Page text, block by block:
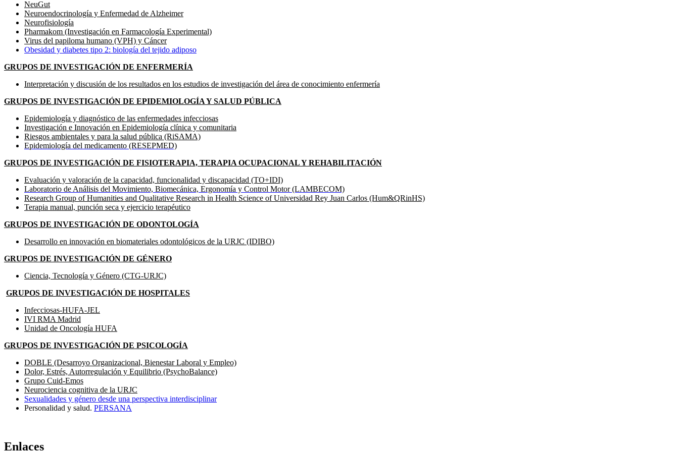
NeuGut
Neuroendocrinología y Enfermedad de Alzheimer
Neurofisiología
Pharmakom (Investigación en Farmacología Experimental)
Virus del papiloma humano (VPH) y Cáncer
Obesidad y diabetes tipo 2: biología del tejido adiposo
GRUPOS DE INVESTIGACIÓN DE ENFERMERÍA
Interpretación y discusión de los resultados en los estudios de investigación del área de conocimiento enfermería
GRUPOS DE INVESTIGACIÓN DE EPIDEMIOLOGÍA Y SALUD PÚBLICA
Epidemiología y diagnóstico de las enfermedades infecciosas
Investigación e Innovación en Epidemiología clínica y comunitaria
Riesgos ambientales y para la salud pública (RiSAMA)
Epidemiología del medicamento (RESEPMED)
GRUPOS DE INVESTIGACIÓN DE FISIOTERAPIA, TERAPIA OCUPACIONAL Y REHABILITACIÓN
Evaluación y valoración de la capacidad, funcionalidad y discapacidad (TO+IDI)
Laboratorio de Análisis del Movimiento, Biomecánica, Ergonomía y Control Motor (LAMBECOM)
Research Group of Humanities and Qualitative Research in Health Science of Universidad Rey Juan Carlos (Hum&QRinHS)
Terapia manual, punción seca y ejercicio terapéutico
GRUPOS DE INVESTIGACIÓN DE ODONTOLOGÍA
Desarrollo en innovación en biomateriales odontológicos de la URJC (IDIBO)
GRUPOS DE INVESTIGACIÓN DE GÉNERO
Ciencia, Tecnología y Género (CTG-URJC)
GRUPOS DE INVESTIGACIÓN DE HOSPITALES
Infecciosas-HUFA-JEL
IVI RMA Madrid
Unidad de Oncología HUFA
GRUPOS DE INVESTIGACIÓN DE PSICOLOGÍA
DOBLE (Desarroyo Organizacional, Bienestar Laboral y Empleo)
Dolor, Estrés, Autorregulación y Equilibrio (PsychoBalance)
Grupo Cuid-Emos
Neurociencia cognitiva de la URJC
Sexualidades y género desde una perspectiva interdisciplinar
Personalidad y salud. PERSANA
Enlaces